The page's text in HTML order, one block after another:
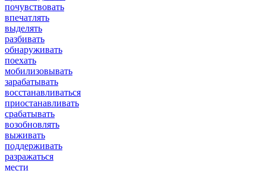
почувствовать
впечатлять
выделять
разбивать
обнаруживать
поехать
мобилизовывать
зарабатывать
восстанавливаться
приостанавливать
срабатывать
возобновлять
выживать
поддерживать
разражаться
мести